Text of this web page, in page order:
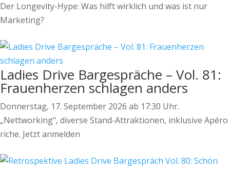
Der Longevity-Hype: Was hilft wirklich und was ist nur
Marketing?
Ladies Drive Bargespräche – Vol. 81:
Frauenherzen schlagen anders
Donnerstag, 17. September 2026 ab 17:30 Uhr.
„Nettworking", diverse Stand-Attraktionen, inklusive Apéro
riche. Jetzt anmelden